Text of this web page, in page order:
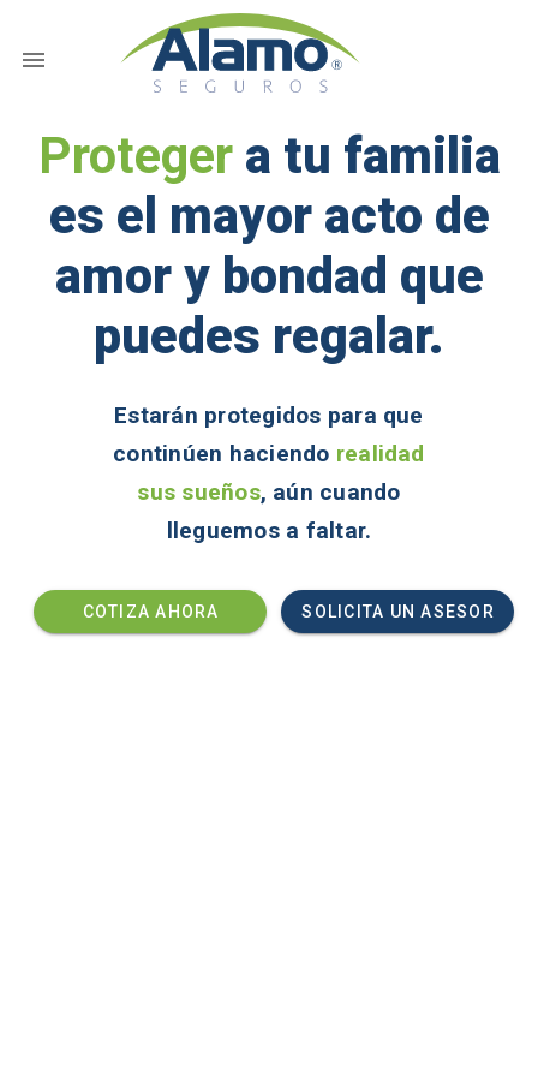
Protegera tu familia
es el mayor acto de
amor y bondad que
puedes regalar.
Estarán protegidos para que
continúen haciendo realidad
sus sueños, aún cuando
lleguemos a faltar.
COTIZA AHORA SOLICITA UN ASESOR